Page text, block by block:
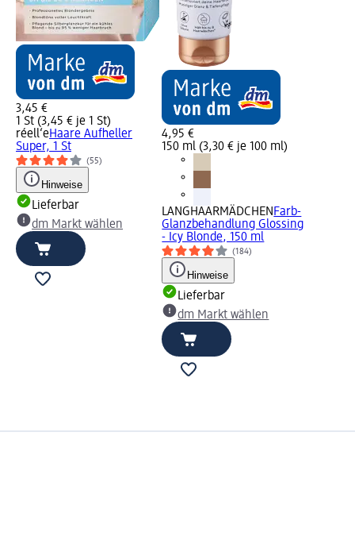
3,45 €
1 St (3,45 € je 1 St)
réell‘eHaare Aufheller
Super, 1 St
(55)
Hinweise
Lieferbar
dm Markt wählen
4,95 €
150 ml (3,30 € je 100 ml)
LANGHAARMÄDCHEN Farb-
Glanzbehandlung Glossing
- Icy Blonde, 150 ml
(184)
Hinweise
Lieferbar
dm Markt wählen